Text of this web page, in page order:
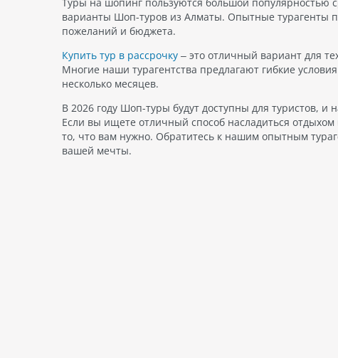
варианты Шоп-туров из Алматы. Опытные турагенты
пожеланий и бюджета.
Купить тур в рассрочку – это отличный вариант для
Многие наши турагентства предлагают гибкие
несколько месяцев.
В 2026 году Шоп-туры будут доступны для туристов,
Если вы ищете отличный способ насладиться
то, что вам нужно. Обратитесь к нашим опытным
вашей мечты.